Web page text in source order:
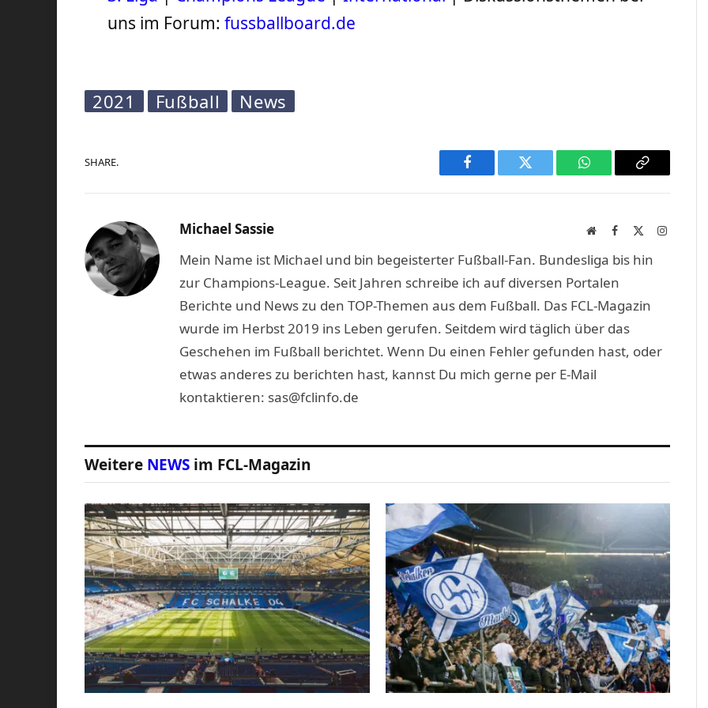
uns im Forum:fussballboard.de
2021 Fußball News
SHARE.
Facebook Twitter WhatsAppCopy
Michael Sassie WebsiteFacebook
Mein Name ist Michael und bin begeisterter Fußball-Fan. Bundesliga bis hin
zur Champions-League. Seit Jahren schreibe ich auf diversen Portalen
Berichte und News zu den TOP-Themen aus dem Fußball. Das FCL-Magazin
wurde im Herbst 2019 ins Leben gerufen. Seitdem wird täglich über das
Geschehen im Fußball berichtet. Wenn Du einen Fehler gefunden hast, oder
etwas anderes zu berichten hast, kannst Du mich gerne per E-Mail
kontaktieren: sas@fclinfo.de
Weitere NEWS im FCL-Magazin